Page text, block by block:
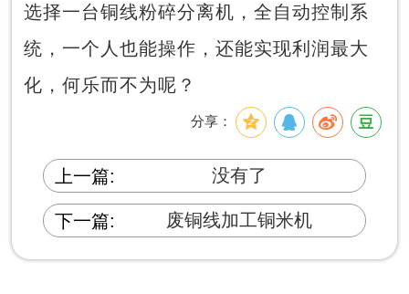
选择一台铜线粉碎分离机，全自动控制系
统，一个人也能操作，还能实现利润最大
化，何乐而不为呢？
分享：
上一篇: 没有了
下一篇: 废铜线加工铜米机